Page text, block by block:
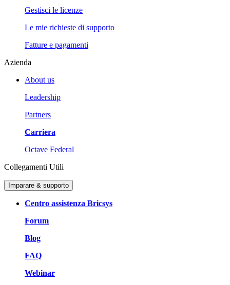
Gestisci le licenze
Le mie richieste di supporto
Fatture e pagamenti
Azienda
About us
Leadership
Partners
Carriera
Octave Federal
Collegamenti Utili
Imparare & supporto
Centro assistenza Bricsys
Forum
Blog
FAQ
Webinar